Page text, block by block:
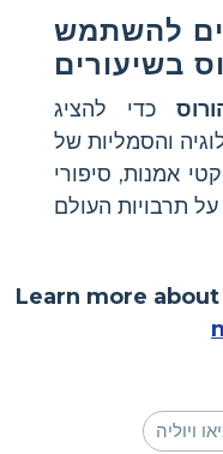
להשתמש
כדי להציג
והסמליות של
אמנות, סיפורי
Learn more